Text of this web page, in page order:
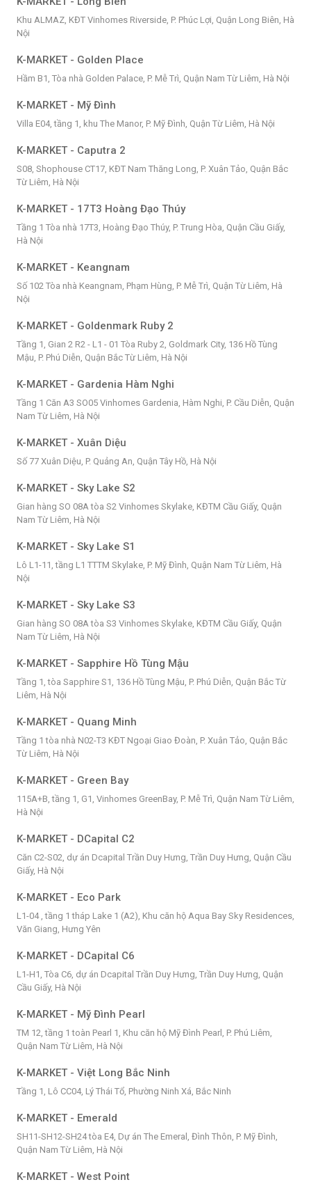
Khu ALMAZ, KĐT Vinhomes Riverside, P. Phúc Lợi, Quận Long Biên, Hà
Nội
K-MARKET - Golden Place
Hầm B1, Tòa nhà Golden Palace, P. Mễ Trì, Quận Nam Từ Liêm, Hà Nội
K-MARKET - Mỹ Đình
Villa E04, tầng 1, khu The Manor, P. Mỹ Đình, Quận Từ Liêm, Hà Nội
K-MARKET - Caputra 2
S08, Shophouse CT17, KĐT Nam Thăng Long, P. Xuân Tảo, Quận Bắc
Từ Liêm, Hà Nội
K-MARKET - 17T3 Hoàng Đạo Thúy
Tầng 1 Tòa nhà 17T3, Hoàng Đạo Thúy, P. Trung Hòa, Quận Cầu Giấy,
Hà Nội
K-MARKET - Keangnam
Số 102 Tòa nhà Keangnam, Phạm Hùng, P. Mễ Trì, Quận Từ Liêm, Hà
Nội
K-MARKET - Goldenmark Ruby 2
Tầng 1, Gian 2 R2 - L1 - 01 Tòa Ruby 2, Goldmark City, 136 Hồ Tùng
Mậu, P. Phú Diễn, Quận Bắc Từ Liêm, Hà Nội
K-MARKET - Gardenia Hàm Nghi
Tầng 1 Căn A3 SO05 Vinhomes Gardenia, Hàm Nghi, P. Cầu Diễn, Quận
Nam Từ Liêm, Hà Nội
K-MARKET - Xuân Diệu
Số 77 Xuân Diệu, P. Quảng An, Quận Tây Hồ, Hà Nội
K-MARKET - Sky Lake S2
Gian hàng SO 08A tòa S2 Vinhomes Skylake, KĐTM Cầu Giấy, Quận
Nam Từ Liêm, Hà Nội
K-MARKET - Sky Lake S1
Lô L1-11, tầng L1 TTTM Skylake, P. Mỹ Đình, Quận Nam Từ Liêm, Hà
Nội
K-MARKET - Sky Lake S3
Gian hàng SO 08A tòa S3 Vinhomes Skylake, KĐTM Cầu Giấy, Quận
Nam Từ Liêm, Hà Nội
K-MARKET - Sapphire Hồ Tùng Mậu
Tầng 1, tòa Sapphire S1, 136 Hồ Tùng Mậu, P. Phú Diễn, Quận Bắc Từ
Liêm, Hà Nội
K-MARKET - Quang Minh
Tầng 1 tòa nhà N02-T3 KĐT Ngoại Giao Đoàn, P. Xuân Tảo, Quận Bắc
Từ Liêm, Hà Nội
K-MARKET - Green Bay
115A+B, tầng 1, G1, Vinhomes GreenBay, P. Mễ Trì, Quận Nam Từ Liêm,
Hà Nội
K-MARKET - DCapital C2
Căn C2-S02, dự án Dcapital Trần Duy Hưng, Trần Duy Hưng, Quận Cầu
Giấy, Hà Nội
K-MARKET - Eco Park
L1-04 , tầng 1 tháp Lake 1 (A2), Khu căn hộ Aqua Bay Sky Residences,
Văn Giang, Hưng Yên
K-MARKET - DCapital C6
L1-H1, Tòa C6, dự án Dcapital Trần Duy Hưng, Trần Duy Hưng, Quận
Cầu Giấy, Hà Nội
K-MARKET - Mỹ Đình Pearl
TM 12, tầng 1 toàn Pearl 1, Khu căn hộ Mỹ Đình Pearl, P. Phú Liêm,
Quận Nam Từ Liêm, Hà Nội
K-MARKET - Việt Long Bắc Ninh
Tầng 1, Lô CC04, Lý Thái Tổ, Phường Ninh Xá, Bắc Ninh
K-MARKET - Emerald
SH11-SH12-SH24 tòa E4, Dự án The Emeral, Đình Thôn, P. Mỹ Đình,
Quận Nam Từ Liêm, Hà Nội
K-MARKET - West Point